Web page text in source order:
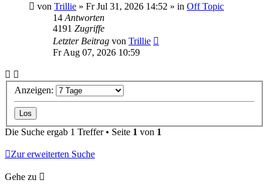
von Trillie » Fr Jul 31, 2026 14:52 » in Off Topic
14 Antworten
4191 Zugriffe
Letzter Beitrag von Trillie
Fr Aug 07, 2026 10:59
Anzeigen:
Die Suche ergab 1 Treffer • Seite 1 von 1
Zur erweiterten Suche
Gehe zu